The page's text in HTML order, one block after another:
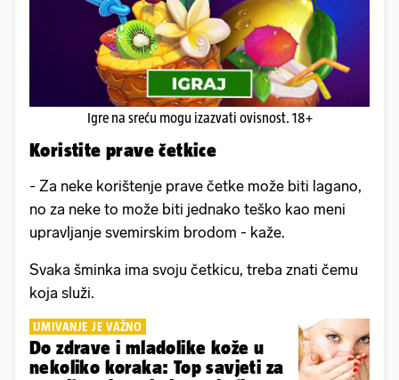
Igre na sreću mogu izazvati ovisnost. 18+
Koristite prave četkice
- Za neke korištenje prave četke može biti lagano,
no za neke to može biti jednako teško kao meni
upravljanje svemirskim brodom - kaže.
Svaka šminka ima svoju četkicu, treba znati čemu
koja služi.
UMIVANJE JE VAŽNO
Do zdrave i mladolike kože u
nekoliko koraka: Top savjeti za